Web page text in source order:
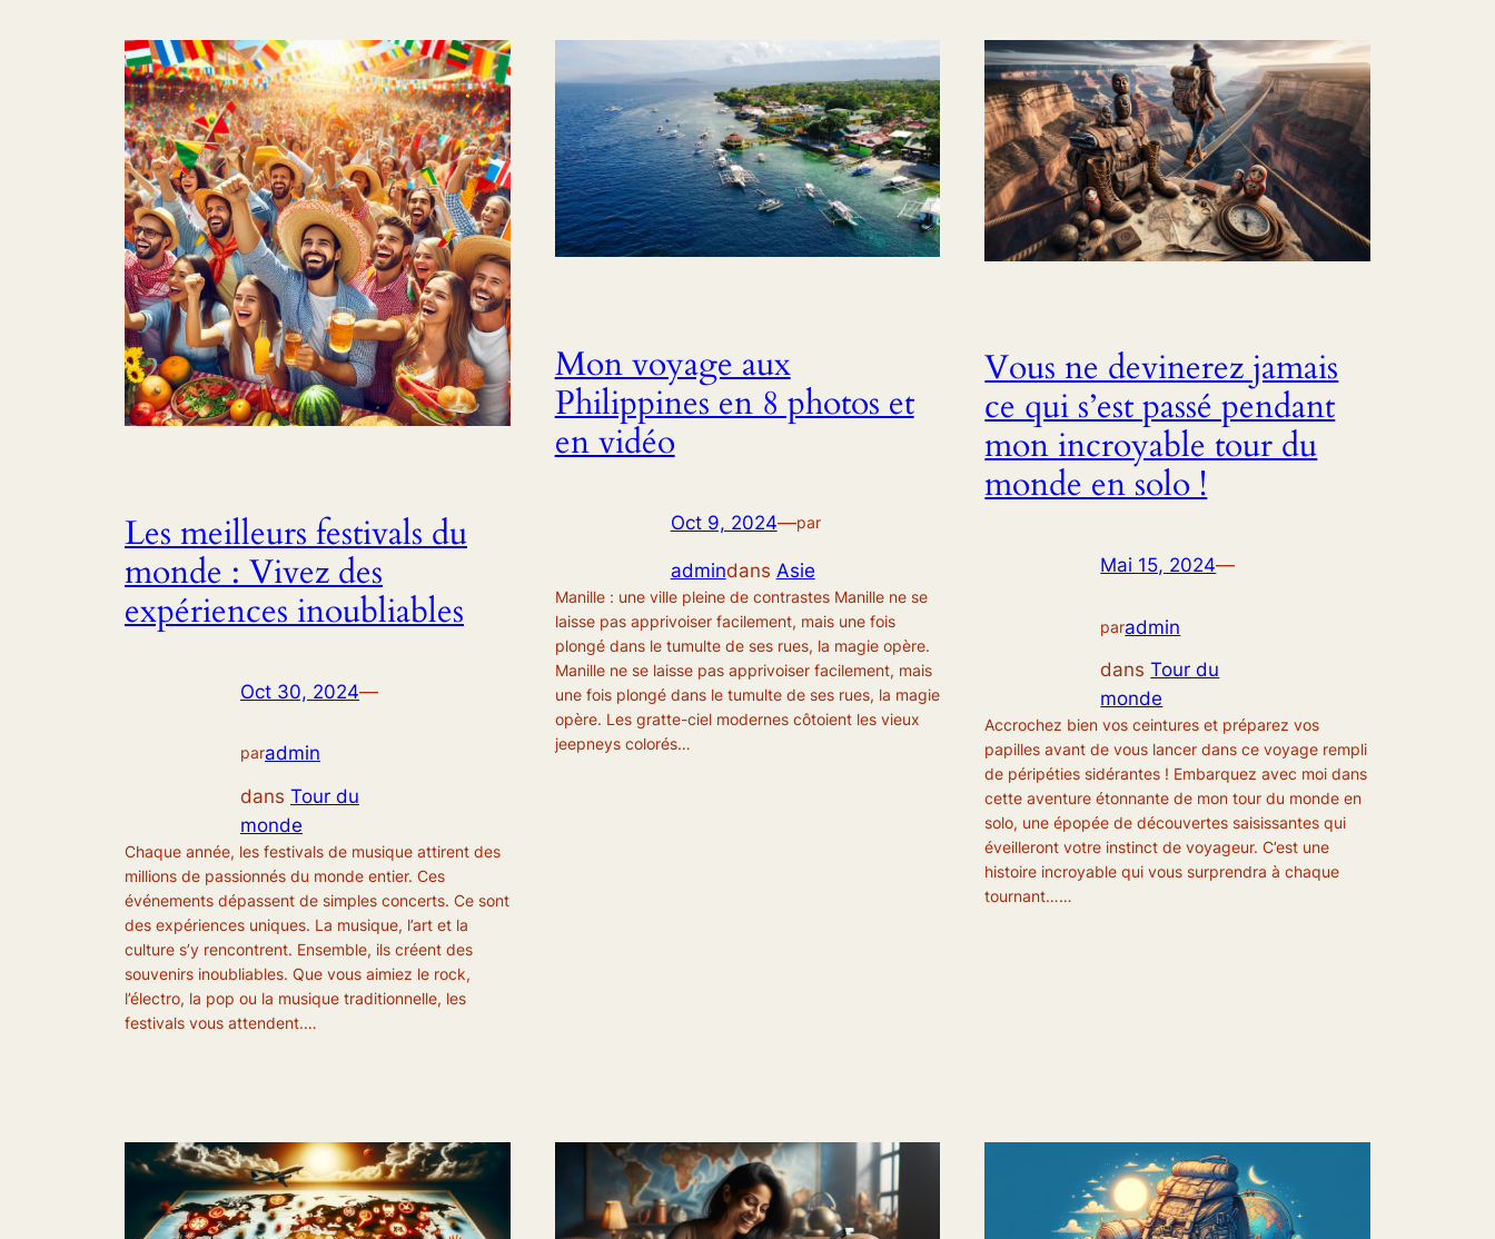
Les meilleurs festivals du
monde : Vivez des
expériences inoubliables
Oct 30, 2024—
paradmin
dans Tour du
monde
Chaque année, les festivals de musique attirent des
millions de passionnés du monde entier. Ces
événements dépassent de simples concerts. Ce sont
des expériences uniques. La musique, l’art et la
culture s’y rencontrent. Ensemble, ils créent des
souvenirs inoubliables. Que vous aimiez le rock,
l’électro, la pop ou la musique traditionnelle, les
festivals vous attendent.…
Mon voyage aux
Philippines en 8 photos et
en vidéo
Oct 9, 2024—par
admindans Asie
Manille : une ville pleine de contrastes Manille ne se
laisse pas apprivoiser facilement, mais une fois
plongé dans le tumulte de ses rues, la magie opère.
Manille ne se laisse pas apprivoiser facilement, mais
une fois plongé dans le tumulte de ses rues, la magie
opère. Les gratte-ciel modernes côtoient les vieux
jeepneys colorés…
Vous ne devinerez jamais
ce qui s’est passé pendant
mon incroyable tour du
monde en solo !
Mai 15, 2024—
paradmin
dansTour du
monde
Accrochez bien vos ceintures et préparez vos
papilles avant de vous lancer dans ce voyage rempli
de péripéties sidérantes ! Embarquez avec moi dans
cette aventure étonnante de mon tour du monde en
solo, une épopée de découvertes saisissantes qui
éveilleront votre instinct de voyageur. C’est une
histoire incroyable qui vous surprendra à chaque
tournant……